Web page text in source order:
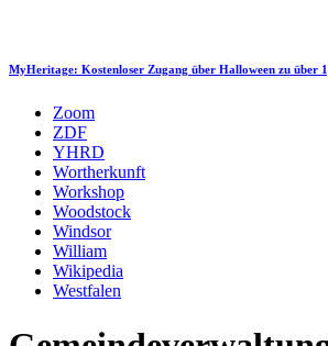
MyHeritage: Kostenloser Zugang über Halloween zu über
Zoom
ZDF
YHRD
Wortherkunft
Workshop
Woodstock
Windsor
William
Wikipedia
Westfalen